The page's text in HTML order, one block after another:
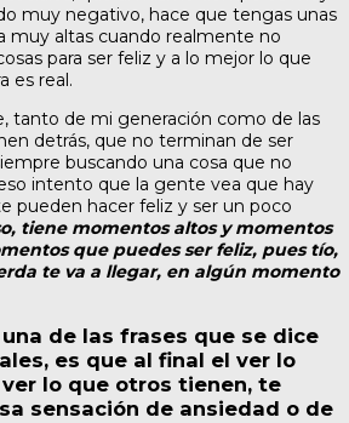
muy negativo, hace que tengas unas
muy altas cuando realmente no
para ser feliz y a lo mejor lo que
es real.
tanto de mi generación como de las
detrás, que no terminan de ser
buscando una cosa que no
intento que la gente vea que hay
pueden hacer feliz y ser un poco
tiene momentos altos y momentos
que puedes ser feliz, pues tío,
te va a llegar, en algún momento
de las frases que se dice
es que al final el ver lo
lo que otros tienen, te
sensación de ansiedad o de